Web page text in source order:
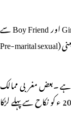
(الف) مغربی نظریہ سازوں اور عیاشوں نے Girl Friend اور Boy Friend سے
آگے بڑھ کر بغیر نکاح کے آزاد جنسی رابطہ کو جائز قرار دیا۔ یعنی (Pre-marital sexual
ہے ۔بعض مغربی ممالک
کی طرح ہندوستان کی سپرم کورٹ نے بھی 23 مارچ 2010 ء کو نکاح سے پہلے لڑکا